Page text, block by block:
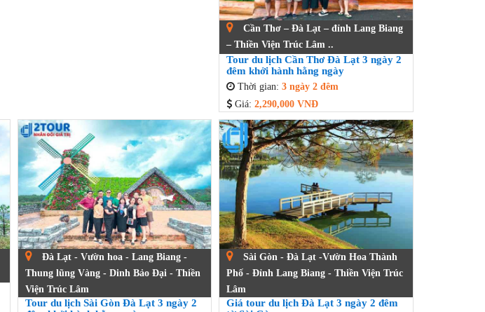
Cần Thơ – Đà Lạt – đỉnh Lang Biang
– Thiền Viện Trúc Lâm ..
Tour du lịch Cần Thơ Đà Lạt 3 ngày 2
đêm khởi hành hằng ngày
Thời gian:3 ngày 2 đêm
Giá:2,290,000 VNĐ
Đà Lạt - Vườn hoa - Lang Biang -
Thung lũng Vàng - Dinh Bảo Đại - Thiền
Viện Trúc Lâm
Tour du lịch Sài Gòn Đà Lạt 3 ngày 2
Sài Gòn - Đà Lạt -Vườn Hoa Thành
Phố - Đỉnh Lang Biang - Thiền Viện Trúc
Lâm
Giá tour du lịch Đà Lạt 3 ngày 2 đêm